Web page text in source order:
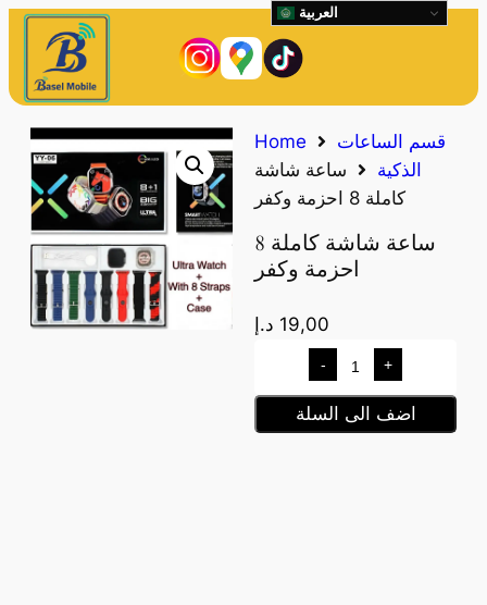
Home
قسم الساعات
الذكية
ساعة شاشة
كاملة 8 احزمة وكفر
ساعة شاشة كاملة 8
احزمة وكفر
19,00 د.إ
- +
اضف الى السلة
العربية